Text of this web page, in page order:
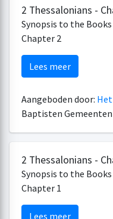
2 Thessalonians -
Synopsis to the
Chapter 2
Lees meer
Aangeboden door:
Baptisten Gemeenten
2 Thessalonians -
Synopsis to the
Chapter 1
Lees meer